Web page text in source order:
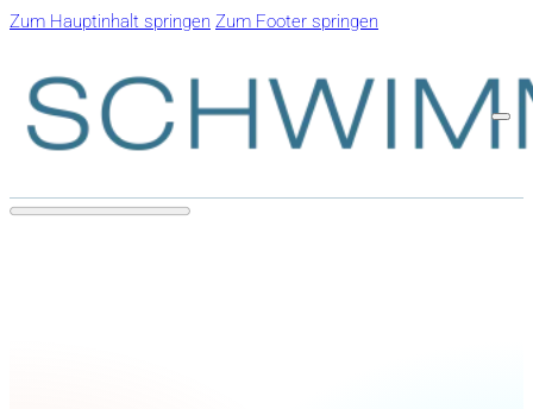
Zum Hauptinhalt springen Zum Footer springen